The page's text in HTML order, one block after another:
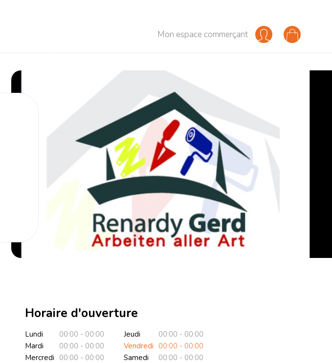
Mon espace commerçant
Horaire d'ouverture
Lundi
00:00 - 00:00
Mardi
00:00 - 00:00
Mercredi 00:00 - 00:00
Jeudi
00:00 - 00:00
Vendredi 00:00 - 00:00
Samedi
00:00 - 00:00